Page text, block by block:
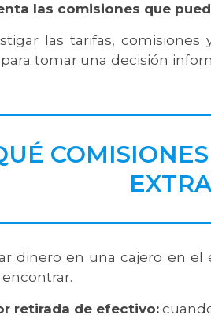
las comisiones que
las tarifas,
tomar una decisión
dinero en una cajero en
retirada de efectivo: